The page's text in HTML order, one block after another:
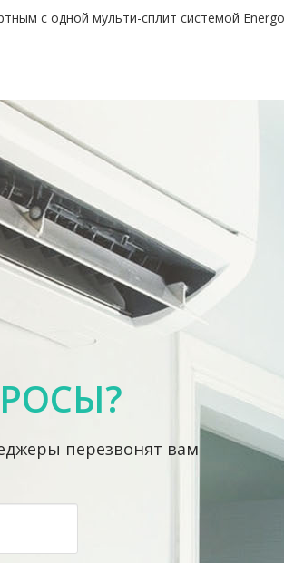
с одной мульти-сплит системой
перезвонят вам